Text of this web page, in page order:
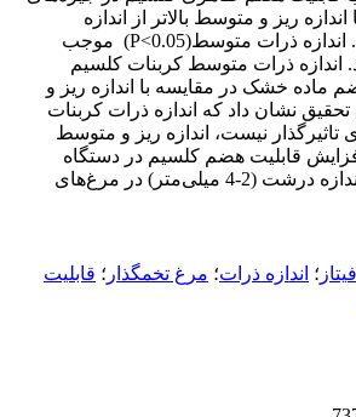
ریز و متوسط بالاتر از اندازه
درشت(P˂0.0001) بود. اندازه ذرات متوسط(P˂0.05) موجب
اندازه ذرات متوسط کربنات کلسیم
ماده خشک در مقایسه با اندازه ریز و
نشان داد که اندازه ذرات کربنات
نیست، اندازه ریز و متوسط
قابلیت هضم کلسیم در دستگاه
گوارش در مقایسه با اندازه درشت (2-4 میلی‌متر) در مرغ‌های
؛ اندازه ذرات؛ مرغ تخمگذار ؛ قابلیت